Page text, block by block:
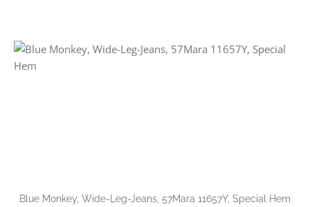
Blue Monkey, Wide-Leg-Jeans, 57Mara 11657Y, Special Hem